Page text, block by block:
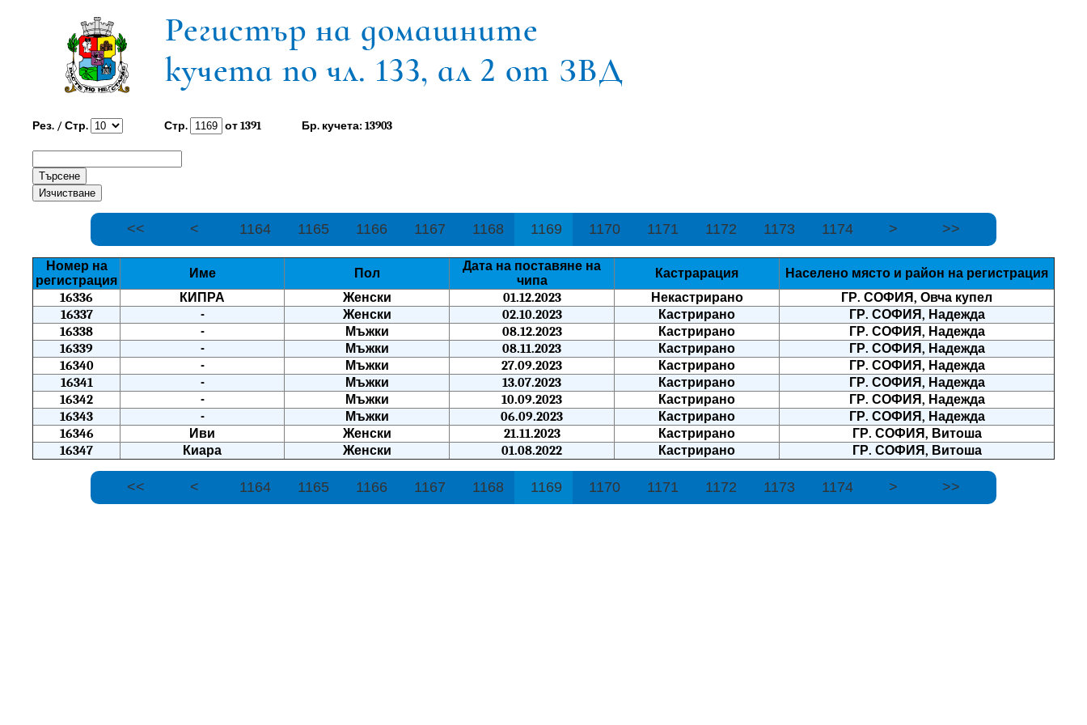
Рез. / Стр. Стр. от1391 Бр. кучета: 13903
<< < 1164 1165 1166 1167 1168 1169 1170 1171 1172 1173 1174 > >>
Номер на
регистрация
Име Пол
Дата на поставяне на
чипа
Кастрарация
Населено място и район на регистрация
16336
КИПРА Женски 01.12.2023 Некастрирано
ГР. СОФИЯ, Овча купел
16337
- Женски 02.10.2023 Кастрирано
ГР. СОФИЯ, Надежда
16338
- Мъжки 08.12.2023 Кастрирано
ГР. СОФИЯ, Надежда
16339
- Мъжки 08.11.2023 Кастрирано
ГР. СОФИЯ, Надежда
16340
- Мъжки 27.09.2023 Кастрирано
ГР. СОФИЯ, Надежда
16341
- Мъжки 13.07.2023 Кастрирано
ГР. СОФИЯ, Надежда
16342
- Мъжки 10.09.2023 Кастрирано
ГР. СОФИЯ, Надежда
16343
- Мъжки 06.09.2023 Кастрирано
ГР. СОФИЯ, Надежда
16346
Иви Женски 21.11.2023 Кастрирано
ГР. СОФИЯ, Витоша
16347
Киара Женски 01.08.2022 Кастрирано ГР. СОФИЯ, Витоша
<< < 1164 1165 1166 1167 1168 1169 1170 1171 1172 1173 1174 > >>